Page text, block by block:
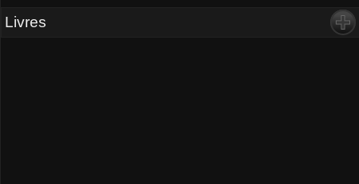
Livres